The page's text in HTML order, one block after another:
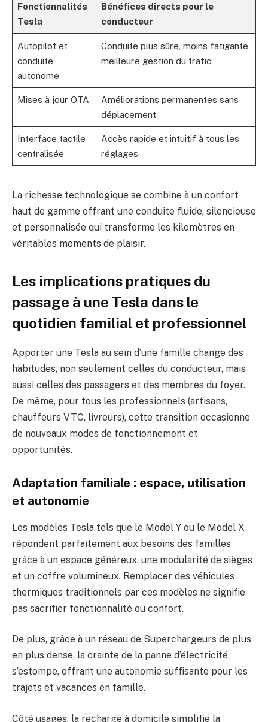
Fonctionnalités
Tesla
Bénéfices directs pour le
conducteur
Autopilot et
conduite
autonome
Conduite plus sûre, moins fatigante,
meilleure gestion du trafic
Mises à jour OTA
Améliorations permanentes sans
déplacement
Interface tactile
centralisée
Accès rapide et intuitif à tous les
réglages
La richesse technologique se combine à un confort
haut de gamme offrant une conduite fluide, silencieuse
et personnalisée qui transforme les kilomètres en
véritables moments de plaisir.
Les implications pratiques du
passage à une Tesla dans le
quotidien familial et professionnel
Apporter une Tesla au sein d’une famille change des
habitudes, non seulement celles du conducteur, mais
aussi celles des passagers et des membres du foyer.
De même, pour tous les professionnels (artisans,
chauffeurs VTC, livreurs), cette transition occasionne
de nouveaux modes de fonctionnement et
opportunités.
Adaptation familiale : espace, utilisation
et autonomie
Les modèles Tesla tels que le Model Y ou le Model X
répondent parfaitement aux besoins des familles
grâce à un espace généreux, une modularité de sièges
et un coffre volumineux. Remplacer des véhicules
thermiques traditionnels par ces modèles ne signifie
pas sacrifier fonctionnalité ou confort.
De plus, grâce à un réseau de Superchargeurs de plus
en plus dense, la crainte de la panne d’électricité
s’estompe, offrant une autonomie suffisante pour les
trajets et vacances en famille.
Côté usages, la recharge à domicile simplifie la